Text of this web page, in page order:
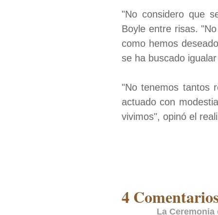
"No considero que
Boyle entre risas.
como hemos
se ha buscado
"No tenemos tantos
actuado con
vivimos", opinó el
4
La